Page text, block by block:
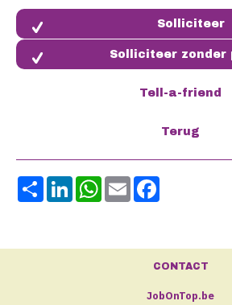
Solliciteer zonder
Share LinkedInWhatsApp
Email
CONTACT
JobOnTop.be